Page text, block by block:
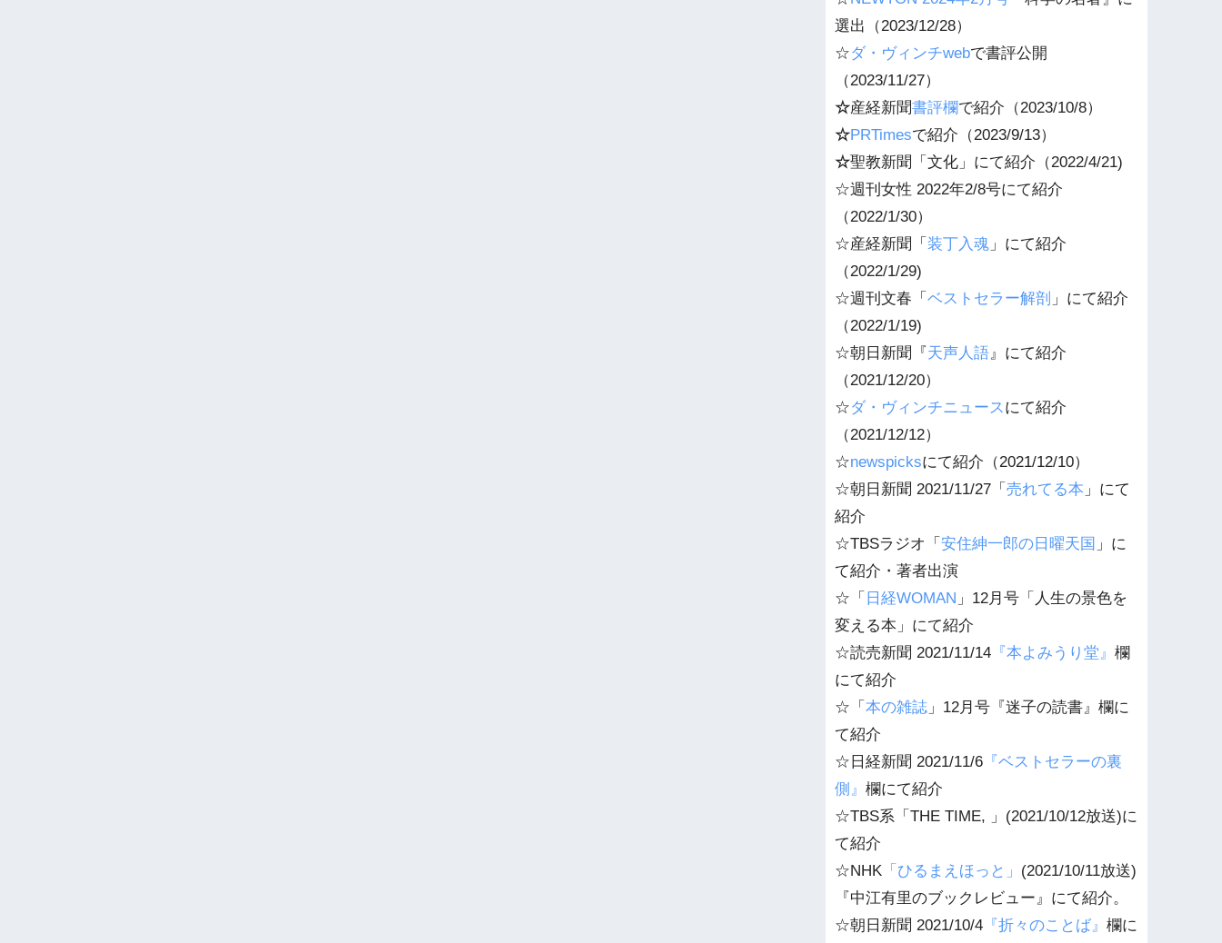
選出（2023/12/28）
☆ダ・ヴィンチwebで書評公開
（2023/11/27）
☆産経新聞書評欄で紹介（2023/10/8）
☆PRTimesで紹介（2023/9/13）
☆聖教新聞「文化」にて紹介（2022/4/21)
☆週刊女性 2022年2/8号にて紹介
（2022/1/30）
☆産経新聞「 装丁入魂 」にて紹介
（2022/1/29)
☆週刊 文春 「 ベストセラー解剖 」にて紹介
（2022/1/19)
☆朝日新聞『天声人語』にて紹介
（2021/12/20）
☆ダ・ヴィンチニュースにて紹介
（2021/12/12）
☆newspicksにて紹介（2021/12/10）
☆朝日新聞 2021/11/27「 売れてる本 」にて
紹介
☆TBSラジオ「 安住紳一郎の日曜天国 」に
て紹介・著者出演
☆「 日経WOMAN 」12月号「人生の景色を
変える本」にて紹介
☆読売新聞 2021/11/14 『本よみうり堂』 欄
にて紹介
☆「 本の雑誌 」12月号『迷子の読書』欄に
て紹介
☆日経新聞 2021/11/6 『ベストセラーの裏
側』 欄にて紹介
☆TBS系「THE TIME, 」(2021/10/12放送)に
て紹介
☆NHK 「ひるまえほっと」 (2021/10/11放送)
『中江有里のブックレビュー』にて紹介。
☆朝日新聞 2021/10/4 『折々のことば』 欄に